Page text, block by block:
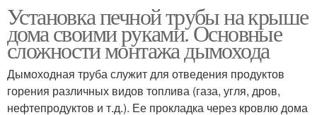
Установка печной трубы на крыше
дома своими руками. Основные
сложности монтажа дымохода
Дымоходная труба служит для отведения продуктов
горения различных видов топлива (газа, угля, дров,
нефтепродуктов и т.д.). Ее прокладка через кровлю дома